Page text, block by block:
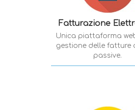
Fatturazione
Unica piattaforma
gestione delle fatture
passive.